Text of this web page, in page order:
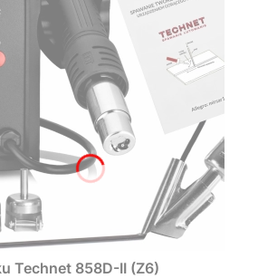
Technet 858D-II (Z6)